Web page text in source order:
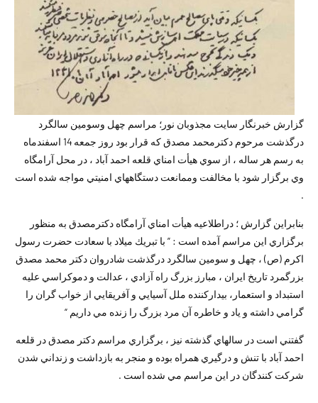
گزارش خبرنگار سايت مجذوبان نور؛ مراسم چهل وسومين سالگرد
درگذشت مرحوم دكترمحمد مصدق كه قرار بود روز جمعه 14 اسفندماه
به رسم هر ساله ، از سوي هيأت امناي قلعه احمد آباد ، در محل آرامگاه
وي برگزار شود با مخالفت وممانعت دستگاههاي امنيتي مواجه شده است
.
بنابراين گزارش ؛ دراطلاعيه هيأت امناي آرامگاه دكترمصدق به منظور
برگزاري اين مراسم آمده است : ” با تبريك ميلاد با سعادت حضرت رسول
اكرم (ص) ، چهل و سومين سالگرد درگذشت شادروان دكتر محمد مصدق
بزرگمرد تاريخ ايران ، مبارز بزرگ راه آزادي ، عدالت و دموكراسي عليه
استبداد و استعمار، بيداركننده ملل آسيايي و آفريقايي از خواب گران را
گرامي داشته و ياد و خاطره آن مرد بزرگ را زنده مي داريم “
گفتني است در سالهاي گذشته نيز ، برگزاري مراسم دكتر مصدق در قلعه
احمد آباد با تنش و درگيري همراه بوده و منجر به بازداشت و زنداني شدن
شركت كنندگان در اين مراسم مي شده است .